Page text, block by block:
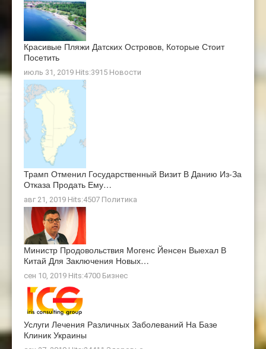
Красивые Пляжи Датских Островов, Которые Стоит
Посетить
июль 31, 2019 Hits:3915 Новости
Трамп Отменил Государственный Визит В Данию Из-За
Отказа Продать Ему…
авг 21, 2019 Hits:4507 Политика
Министр Продовольствия Могенс Йенсен Выехал В
Китай Для Заключения Новых…
сен 10, 2019 Hits:4700 Бизнес
Услуги Лечения Различных Заболеваний На Базе
Клиник Украины